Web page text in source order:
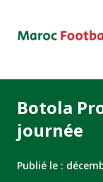
Botola
journée
Publié le :